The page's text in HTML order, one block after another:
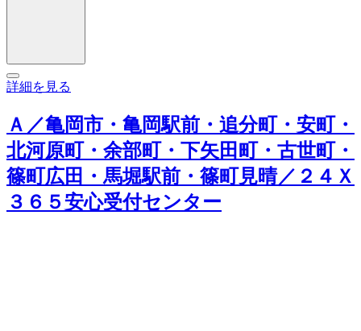
詳細を見る
Ａ／亀岡市・亀岡駅前・追分町・安町・
北河原町・余部町・下矢田町・古世町・
篠町広田・馬堀駅前・篠町見晴／２４Ｘ
３６５安心受付センター